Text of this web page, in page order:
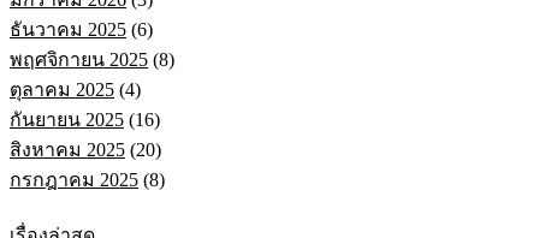
ธันวาคม 2025 (6)
พฤศจิกายน 2025 (8)
ตุลาคม 2025 (4)
กันยายน 2025 (16)
สิงหาคม 2025 (20)
กรกฎาคม 2025 (8)